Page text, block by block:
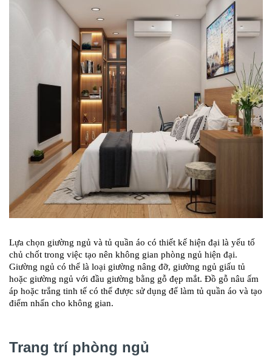
Lựa chọn giường ngủ và tủ quần áo có thiết kế hiện đại là yếu tố
chủ chốt trong việc tạo nên không gian phòng ngủ hiện đại.
Giường ngủ có thể là loại giường nâng đỡ, giường ngủ giấu tủ
hoặc giường ngủ với đầu giường bằng gỗ đẹp mắt. Đồ gỗ nâu ấm
áp hoặc trắng tinh tế có thể được sử dụng để làm tủ quần áo và tạo
điểm nhấn cho không gian.
Trang trí phòng ngủ